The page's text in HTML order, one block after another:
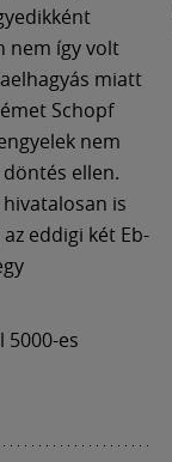
nem így volt
miatt
Schopf
nem
ellen.
is
eddigi két Eb-
es